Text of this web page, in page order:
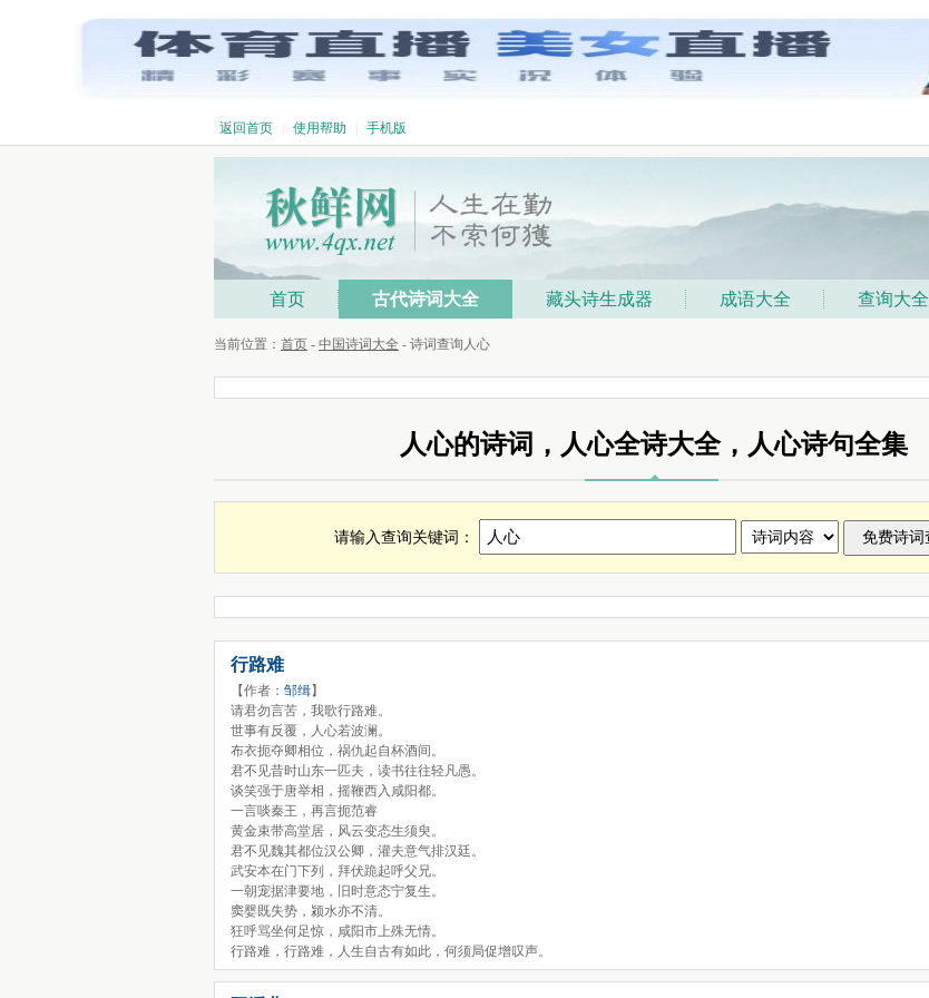
返回首页 使用帮助 手机版
人心诗词，人心古诗查询，人心全诗，人心诗句全集
首页 古代诗词大全 藏头诗生成器 成语大全 查询大全
当前位置： 首页 - 中国诗词大全 - 诗词查询人心
人心的诗词，人心全诗大全，人心诗句全集
请输入查询关键词：
行路难
【作者： 邹缉】
请君勿言苦，我歌行路难。
世事有反覆，人心若波澜。
布衣扼夺卿相位，祸仇起自杯酒间。
君不见昔时山东一匹夫，读书往往轻凡愚。
谈笑强于唐举相，摇鞭西入咸阳都。
一言啖秦王，再言扼范睿
黄金束带高堂居，风云变态生须臾。
君不见魏其都位汉公卿，灌夫意气排汉廷。
武安本在门下列，拜伏跪起呼父兄。
一朝宠据津要地，旧时意态宁复生。
窦婴既失势，颍水亦不清。
狂呼骂坐何足惊，咸阳市上殊无情。
行路难，行路难，人生自古有如此，何须局促增叹声。